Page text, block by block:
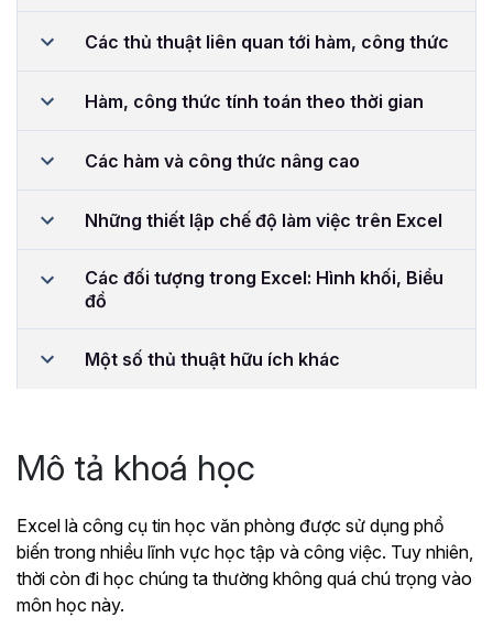
Các thủ thuật liên quan tới hàm, công thức
Hàm, công thức tính toán theo thời gian
Các hàm và công thức nâng cao
Những thiết lập chế độ làm việc trên Excel
Các đối tượng trong Excel: Hình khối, Biểu
đồ
Một số thủ thuật hữu ích khác
Mô tả khoá học
Excel là công cụ tin học văn phòng được sử dụng phổ
biến trong nhiều lĩnh vực học tập và công việc. Tuy nhiên,
thời còn đi học chúng ta thường không quá chú trọng vào
môn học này.